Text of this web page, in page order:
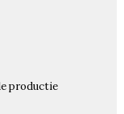
productie